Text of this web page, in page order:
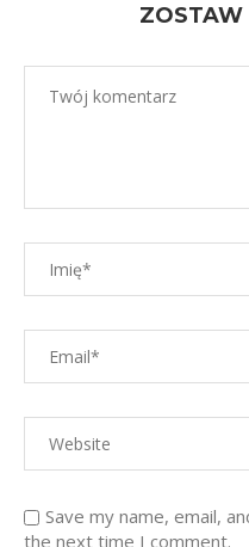
ZOSTAW
Save my name, email,
the next time I comment.